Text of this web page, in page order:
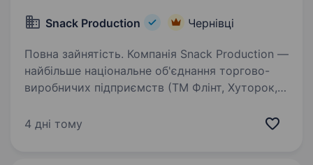
Snack Production Чернівці
Повна зайнятість. Компанія Snack Production —
найбільше національне об'єднання торгово-
виробничих підприємств (ТМ Флінт, Хуторок,
яке зберігає першість у своєму сегменті
4 дні тому